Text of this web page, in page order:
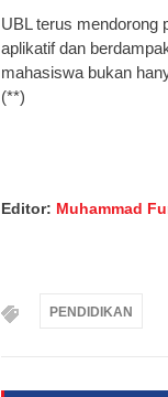
UBL terus mendorong
aplikatif dan
mahasiswa bukan
(**)
Editor: Muhammad
PENDIDIKAN